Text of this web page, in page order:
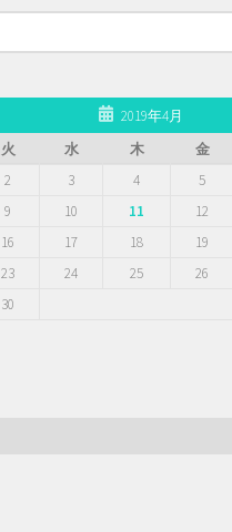
2019年4月
火 水 木 金
2 3 4 5
9 10 11 12
16 17 18 19
23 24 25 26
30